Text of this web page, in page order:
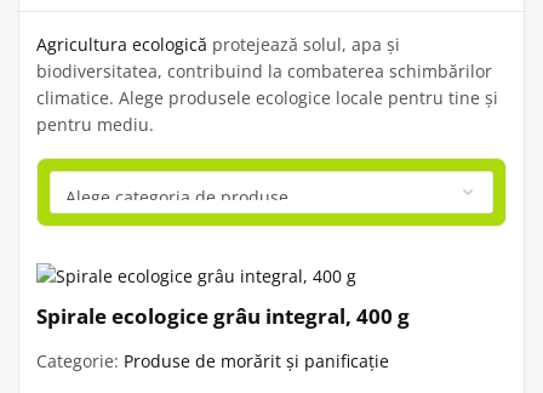
Agricultura ecologică protejează solul, apa și
biodiversitatea, contribuind la combaterea schimbărilor
climatice. Alege produsele ecologice locale pentru tine și
pentru mediu.
Spirale ecologice grâu integral, 400 g
Categorie: Produse de morărit și panificație